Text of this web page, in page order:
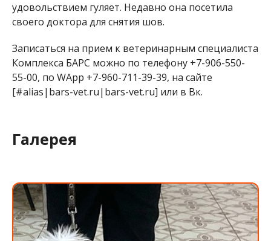
удовольствием гуляет. Недавно она посетила
своего доктора для снятия шов.
Записаться на прием к ветеринарным специалиста
Комплекса БАРС можно по телефону +7-906-550-
55-00, по WApp +7-960-711-39-39, на сайте
[#alias|bars-vet.ru|bars-vet.ru] или в Вк.
Галерея